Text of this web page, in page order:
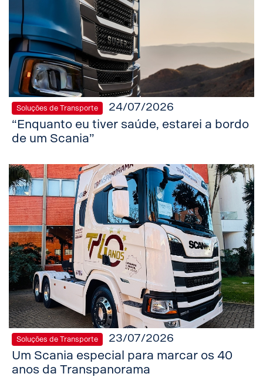
Soluções de Transporte 24/07/2026
“Enquanto eu tiver saúde, estarei a bordo
de um Scania”
Soluções de Transporte 23/07/2026
Um Scania especial para marcar os 40
anos da Transpanorama